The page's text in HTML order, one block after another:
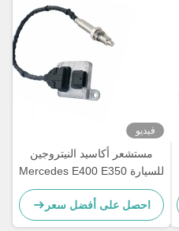
فيديو
مستشعر أكاسيد النيتروجين
للسيارة Mercedes E400 E350
12V 5WK96681C
A0009053403
احصل على أفضل سعر